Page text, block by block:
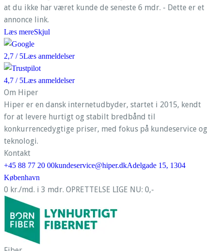
at du ikke har været kunde de seneste 6 mdr. - Dette er et
annonce link.
Læs mereSkjul
2,7 / 5Læs anmeldelser
4,7 / 5Læs anmeldelser
Om Hiper
Hiper er en dansk internetudbyder, startet i 2015, kendt
for at levere hurtigt og stabilt bredbånd til
konkurrencedygtige priser, med fokus på kundeservice og
teknologi.
Kontakt
+45 88 77 20 00kundeservice@hiper.dkAdelgade 15, 1304
København
0 kr./md. i 3 mdr. OPRETTELSE LIGE NU: 0,-